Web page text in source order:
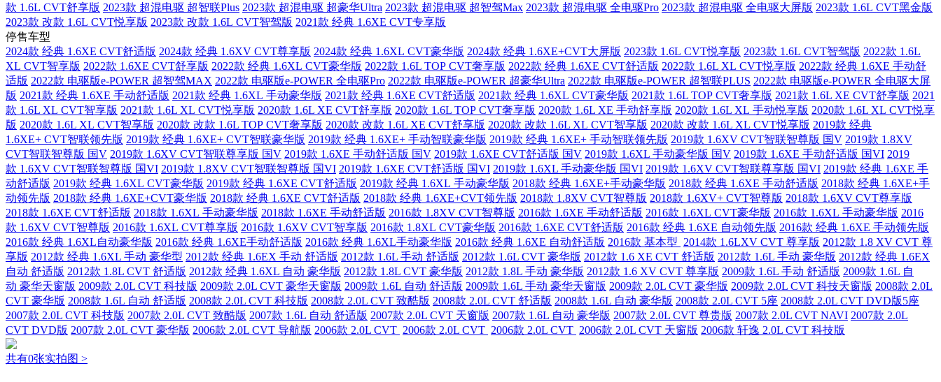
款 1.6L CVT舒享版 2023款 超混电驱 超智联Plus 2023款 超混电驱 超豪华Ultra 2023款 超混电驱 超智驾Max 2023款 超混电驱 全电驱Pro 2023款 超混电驱 全电驱大屏版 2023款 1.6L CVT黑金版
2023款 改款 1.6L CVT悦享版 2023款 改款 1.6L CVT智驾版 2021款 经典 1.6XE CVT专享版
停售车型
2024款 经典 1.6XE CVT舒适版 2024款 经典 1.6XV CVT尊享版 2024款 经典 1.6XL CVT豪华版 2024款 经典 1.6XE+CVT大屏版 2023款 1.6L CVT悦享版 2023款 1.6L CVT智驾版 2022款 1.6L
XL CVT智享版 2022款 1.6XE CVT舒享版 2022款 经典 1.6XL CVT豪华版 2022款 1.6L TOP CVT奢享版 2022款 经典 1.6XE CVT舒适版 2022款 1.6L XL CVT悦享版 2022款 经典 1.6XE 手动舒
适版 2022款 电驱版e-POWER 超智驾MAX 2022款 电驱版e-POWER 全电驱Pro 2022款 电驱版e-POWER 超豪华Ultra 2022款 电驱版e-POWER 超智联PLUS 2022款 电驱版e-POWER 全电驱大屏
版 2021款 经典 1.6XE 手动舒适版 2021款 经典 1.6XL 手动豪华版 2021款 经典 1.6XE CVT舒适版 2021款 经典 1.6XL CVT豪华版 2021款 1.6L TOP CVT奢享版 2021款 1.6L XE CVT舒享版 2021
款 1.6L XL CVT智享版 2021款 1.6L XL CVT悦享版 2020款 1.6L XE CVT舒享版 2020款 1.6L TOP CVT奢享版 2020款 1.6L XE 手动舒享版 2020款 1.6L XL 手动悦享版 2020款 1.6L XL CVT悦享
版 2020款 1.6L XL CVT智享版 2020款 改款 1.6L TOP CVT奢享版 2020款 改款 1.6L XE CVT舒享版 2020款 改款 1.6L XL CVT智享版 2020款 改款 1.6L XL CVT悦享版 2019款 经典
1.6XE+ CVT智联领先版 2019款 经典 1.6XE+ CVT智联豪华版 2019款 经典 1.6XE+ 手动智联豪华版 2019款 经典 1.6XE+ 手动智联领先版 2019款 1.6XV CVT智联智尊版 国V 2019款 1.8XV
CVT智联智尊版 国V 2019款 1.6XV CVT智联尊享版 国V 2019款 1.6XE 手动舒适版 国V 2019款 1.6XE CVT舒适版 国V 2019款 1.6XL 手动豪华版 国V 2019款 1.6XE 手动舒适版 国VI 2019
款 1.6XV CVT智联智尊版 国VI 2019款 1.8XV CVT智联智尊版 国VI 2019款 1.6XE CVT舒适版 国VI 2019款 1.6XL 手动豪华版 国VI 2019款 1.6XV CVT智联尊享版 国VI 2019款 经典 1.6XE 手
动舒适版 2019款 经典 1.6XL CVT豪华版 2019款 经典 1.6XE CVT舒适版 2019款 经典 1.6XL 手动豪华版 2018款 经典 1.6XE+手动豪华版 2018款 经典 1.6XE 手动舒适版 2018款 经典 1.6XE+手
动领先版 2018款 经典 1.6XE+CVT豪华版 2018款 经典 1.6XE CVT舒适版 2018款 经典 1.6XE+CVT领先版 2018款 1.8XV CVT智尊版 2018款 1.6XV+ CVT智尊版 2018款 1.6XV CVT尊享版
2018款 1.6XE CVT舒适版 2018款 1.6XL 手动豪华版 2018款 1.6XE 手动舒适版 2016款 1.8XV CVT智尊版 2016款 1.6XE 手动舒适版 2016款 1.6XL CVT豪华版 2016款 1.6XL 手动豪华版 2016
款 1.6XV CVT智尊版 2016款 1.6XL CVT尊享版 2016款 1.6XV CVT智享版 2016款 1.8XL CVT豪华版 2016款 1.6XE CVT舒适版 2016款 经典 1.6XE 自动领先版 2016款 经典 1.6XE 手动领先版
2016款 经典 1.6XL自动豪华版 2016款 经典 1.6XE手动舒适版 2016款 经典 1.6XL手动豪华版 2016款 经典 1.6XE 自动舒适版 2016款 基本型 2014款 1.6LXV CVT 尊享版 2012款 1.8 XV CVT 尊
享版 2012款 经典 1.6XL 手动 豪华型 2012款 经典 1.6EX 手动 舒适版 2012款 1.6L 手动 舒适版 2012款 1.6L CVT 豪华版 2012款 1.6 XE CVT 舒适版 2012款 1.6L 手动 豪华版 2012款 经典 1.6EX
自动 舒适版 2012款 1.8L CVT 舒适版 2012款 经典 1.6XL 自动 豪华版 2012款 1.8L CVT 豪华版 2012款 1.8L 手动 豪华版 2012款 1.6 XV CVT 尊享版 2009款 1.6L 手动 舒适版 2009款 1.6L 自
动 豪华天窗版 2009款 2.0L CVT 科技版 2009款 2.0L CVT 豪华天窗版 2009款 1.6L 自动 舒适版 2009款 1.6L 手动 豪华天窗版 2009款 2.0L CVT 豪华版 2009款 2.0L CVT 科技天窗版 2008款 2.0L
CVT 豪华版 2008款 1.6L 自动 舒适版 2008款 2.0L CVT 科技版 2008款 2.0L CVT 致酷版 2008款 2.0L CVT 舒适版 2008款 1.6L 自动 豪华版 2008款 2.0L CVT 5座 2008款 2.0L CVT DVD版5座
2007款 2.0L CVT 科技版 2007款 2.0L CVT 致酷版 2007款 1.6L 自动 舒适版 2007款 2.0L CVT 天窗版 2007款 1.6L 自动 豪华版 2007款 2.0L CVT 尊贵版 2007款 2.0L CVT NAVI 2007款 2.0L
CVT DVD版 2007款 2.0L CVT 豪华版 2006款 2.0L CVT 导航版 2006款 2.0L CVT 2006款 2.0L CVT 2006款 2.0L CVT 2006款 2.0L CVT 天窗版 2006款 轩逸 2.0L CVT 科技版
共有0张实拍图 >